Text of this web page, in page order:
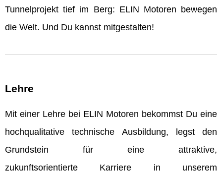
Tunnelprojekt tief im Berg: ELIN Motoren bewegen
die Welt. Und Du kannst mitgestalten!
Lehre
Mit einer Lehre bei ELIN Motoren bekommst Du eine
hochqualitative technische Ausbildung, legst den
Grundstein für eine attraktive,
zukunftsorientierte Karriere in unserem